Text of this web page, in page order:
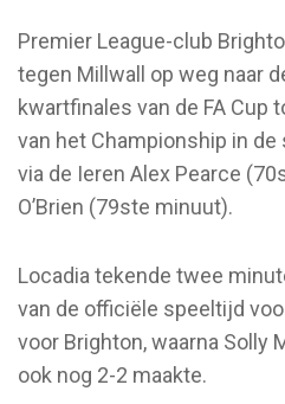
Premier League-club
tegen Millwall op weg naar
kwartfinales van de FA Cup
van het Championship in
via de Ieren Alex Pearce
O’Brien (79ste minuut).
Locadia tekende twee
van de officiële speeltijd
voor Brighton, waarna Solly
ook nog 2-2 maakte.